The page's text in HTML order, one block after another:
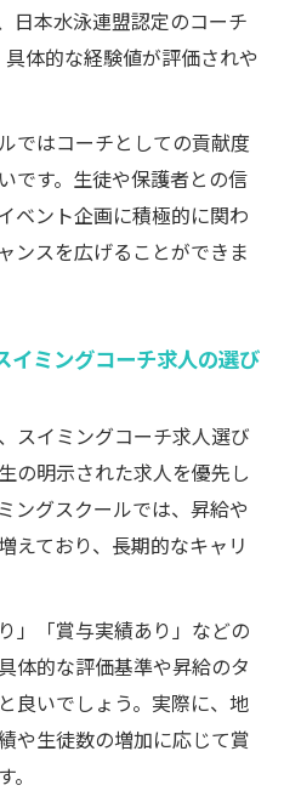
日本水泳連盟認定のコーチ
体的な経験値が評価されや
ではコーチとしての貢献度
です。生徒や保護者との信
ベント企画に積極的に関わ
ンスを広げることができま
イミングコーチ求人の選び
スイミングコーチ求人選び
の明示された求人を優先し
ングスクールでは、昇給や
えており、長期的なキャリ
」「賞与実績あり」などの
体的な評価基準や昇給のタ
良いでしょう。実際に、地
や生徒数の増加に応じて賞